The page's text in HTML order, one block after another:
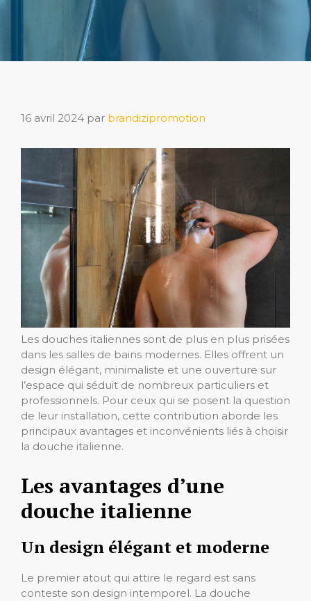
16 avril 2024 par brandizipromotion
Les douches italiennes sont de plus en plus prisées
dans les salles de bains modernes. Elles offrent un
design élégant, minimaliste et une ouverture sur
l’espace qui séduit de nombreux particuliers et
professionnels. Pour ceux qui se posent la question
de leur installation, cette contribution aborde les
principaux avantages et inconvénients liés à choisir
la douche italienne.
Les avantages d’une
douche italienne
Un design élégant et moderne
Le premier atout qui attire le regard est sans
conteste son design intemporel. La douche